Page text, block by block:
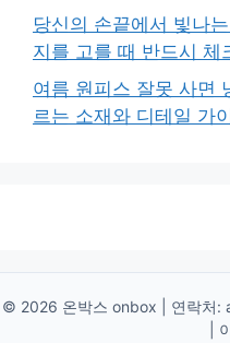
당신의 손끝에서 빛나
지를 고를 때 반드시 체
여름 원피스 잘못 사면
르는 소재와 디테일 가
© 2026 온박스 onbox | 연락처: